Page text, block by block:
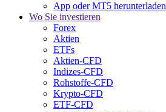
App oder MT5 herunterladen
Wo Sie investieren
Forex
Aktien
ETFs
Aktien-CFD
Indizes-CFD
Rohstoffe-CFD
Krypto-CFD
ETF-CFD